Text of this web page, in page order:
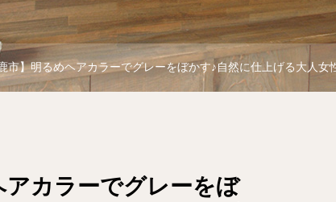
市】明るめヘアカラーでグレーをぼかす♪自然に仕上げる大人女
アカラーでグレーをぼ